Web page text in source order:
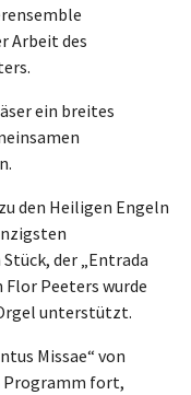
Arbeit des
ein breites
den Heiligen Engeln
der „Entrada
Peeters wurde
unterstützt.
Missae“ von
Programm fort,